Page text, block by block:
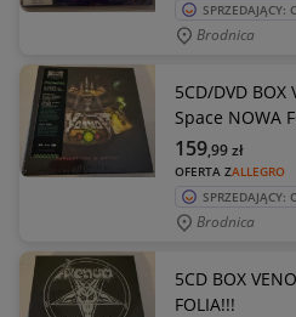
SPRZEDAJĄCY:
Brodnica
5CD/DVD
Space NOWA
OFERTA ZALLEGRO
159,99zł
SPRZEDAJĄCY:
Brodnica
5CD BOX
FOLIA!!!